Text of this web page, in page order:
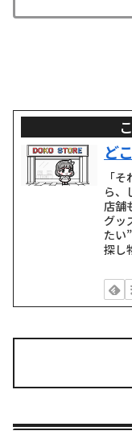
ど
「
ら、
店舗
グッ
たい
探し